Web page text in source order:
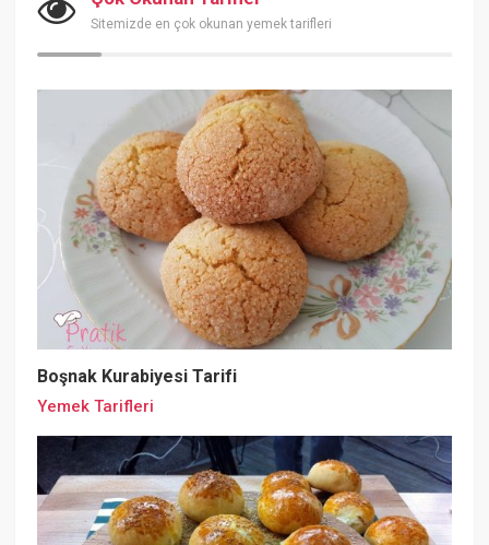
Sitemizde en çok okunan yemek tarifleri
Boşnak Kurabiyesi Tarifi
Yemek Tarifleri